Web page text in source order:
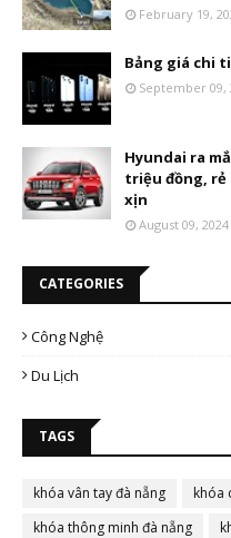
February 19,
Bảng giá chi
September 09,
Hyundai ra
triệu đồng, rẻ
xịn
August 09, 2024
CATEGORIES
Công Nghệ
Du Lịch
TAGS
khóa vân tay đà nẵng
khóa
khóa thông minh đà nẵng